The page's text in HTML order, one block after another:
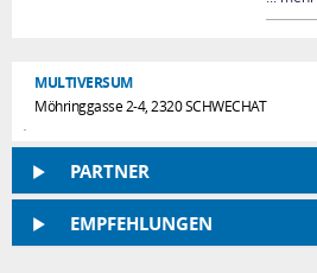
MULTIVERSUM
Möhringgasse 2-4, 2320 SCHWECHAT
PARTNER
EMPFEHLUNGEN